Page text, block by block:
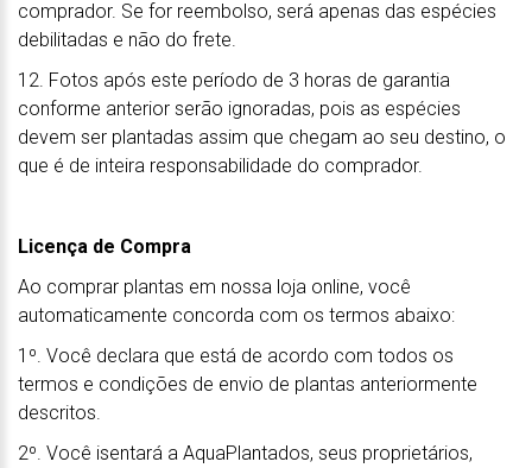
comprador. Se for reembolso, será apenas das espécies
debilitadas e não do frete.
12. Fotos após este período de 3 horas de garantia
conforme anterior serão ignoradas, pois as espécies
devem ser plantadas assim que chegam ao seu destino, o
que é de inteira responsabilidade do comprador.
Licença de Compra
Ao comprar plantas em nossa loja online, você
automaticamente concorda com os termos abaixo:
1º. Você declara que está de acordo com todos os
termos e condições de envio de plantas anteriormente
descritos.
2º. Você isentará a AquaPlantados, seus proprietários,